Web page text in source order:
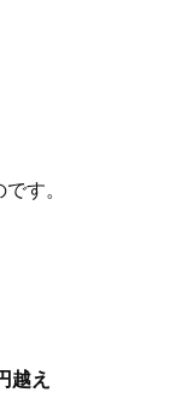
す。
越え